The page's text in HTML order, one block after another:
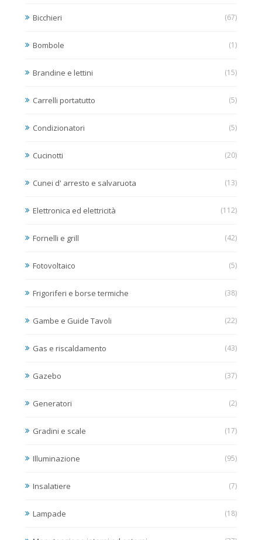
Bicchieri (67)
Bombole (1)
Brandine e lettini (15)
Carrelli portatutto (5)
Condizionatori (5)
Cucinotti (20)
Cunei d' arresto e salvaruota (13)
Elettronica ed elettricità (112)
Fornelli e grill (42)
Fotovoltaico (5)
Frigoriferi e borse termiche (38)
Gambe e Guide Tavoli (22)
Gas e riscaldamento (43)
Gazebo (37)
Generatori (2)
Gradini e scale (17)
Illuminazione (95)
Insalatiere (7)
Lampade (18)